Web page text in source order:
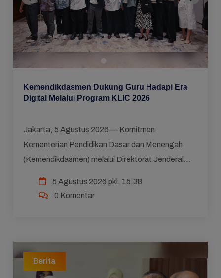
Kemendikdasmen Dukung Guru Hadapi Era
Digital Melalui Program KLIC 2026
Jakarta, 5 Agustus 2026 — Komitmen
Kementerian Pendidikan Dasar dan Menengah
(Kemendikdasmen) melalui Direktorat Jenderal
5 Agustus 2026 pkl. 15:38
0 Komentar
Berita